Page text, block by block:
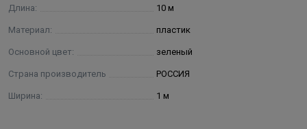
Длина: 10 м
Материал: пластик
Основной цвет: зеленый
Страна производитель РОССИЯ
Ширина: 1 м